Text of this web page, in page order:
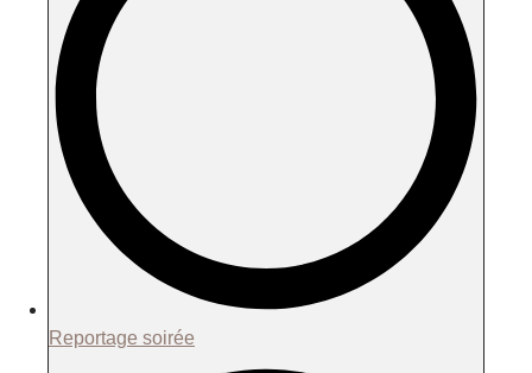
Reportage soirée